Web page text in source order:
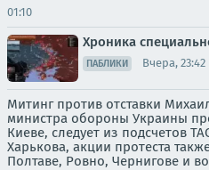
01:10
Хроника
ПАБЛИКИ Вчера, 23:42
Митинг против отставки
министра обороны Украины
Киеве, следует из подсчетов
Харькова, акции протеста
Полтаве, Ровно, Чернигове и